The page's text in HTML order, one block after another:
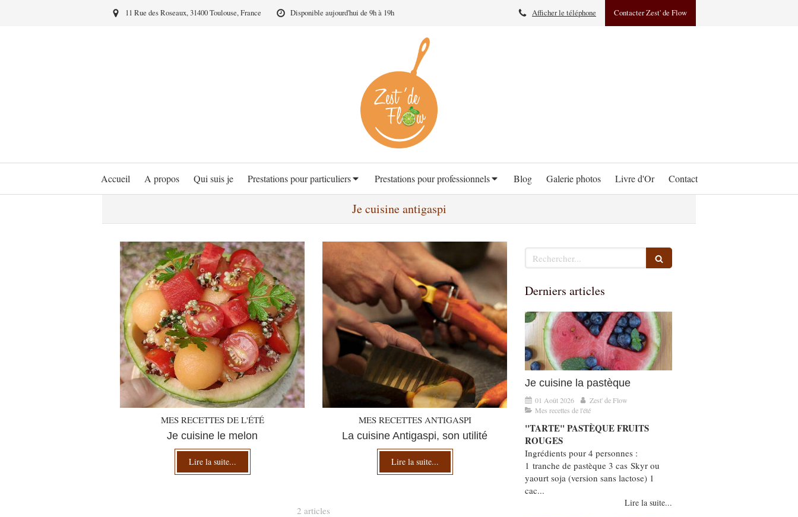
11 Rue des Roseaux, 31400 Toulouse, France Disponible aujourd'hui de 9h à 19h Contacter Zest' de Flow
Afficher le téléphone
Accueil A propos Qui suis je Prestations pour particuliers Prestations pour professionnels Blog Galerie photos Livre d'Or Contact
Je cuisine antigaspi
MES RECETTES DE L'ÉTÉ
Je cuisine le melon
Lire la suite...
MES RECETTES ANTIGASPI
La cuisine Antigaspi, son utilité
Lire la suite...
2 articles
Rechercher
Derniers articles
Je cuisine la pastèque
01 Août 2026
Zest' de Flow
Mes recettes de l'été
"TARTE" PASTÈQUE FRUITS
ROUGES
Ingrédients pour 4 personnes :
1 tranche de pastèque 3 cas Skyr ou
yaourt soja (version sans lactose) 1
cac...
Lire la suite...